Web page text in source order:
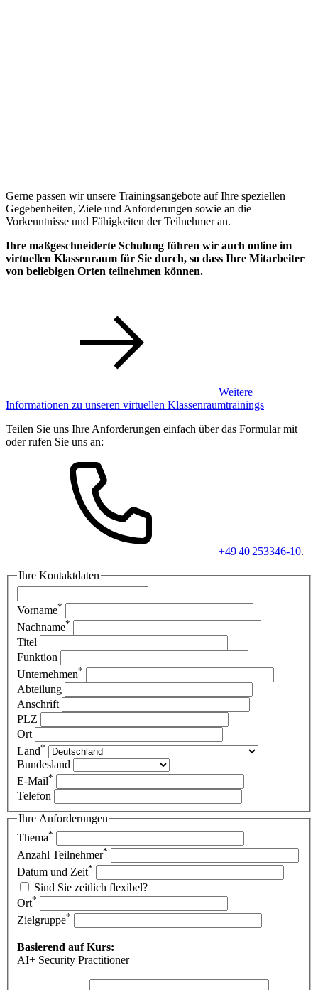
Gerne passen wir unsere Trainingsangebote auf Ihre speziellen
Gegebenheiten, Ziele und Anforderungen sowie an die
Vorkenntnisse und Fähigkeiten der Teilnehmer an.
Ihre maßgeschneiderte Schulung führen wir auch online im
virtuellen Klassenraum für Sie durch, so dass Ihre Mitarbeiter
von beliebigen Orten teilnehmen können.
Weitere
Informationen zu unseren virtuellen Klassenraumtrainings
Teilen Sie uns Ihre Anforderungen einfach über das Formular mit
oder rufen Sie uns an:
+49 40 253346-10.
Ihre Kontaktdaten
Vorname*
Nachname*
Titel
Funktion
Unternehmen*
Abteilung
Anschrift
PLZ
Ort
Land*
Bundesland
E-Mail*
Telefon
Ihre Anforderungen
Thema*
Anzahl Teilnehmer*
Datum und Zeit*
Sind Sie zeitlich flexibel?
Ort*
Zielgruppe*
Basierend auf Kurs:
AI+ Security Practitioner